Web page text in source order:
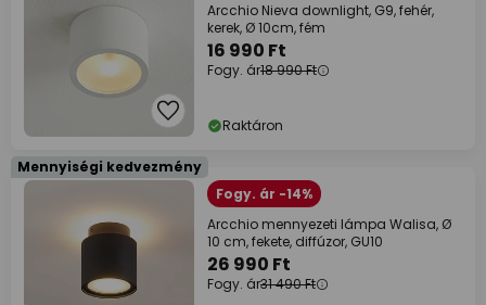
Arcchio Nieva downlight, G9, fehér,
kerek, Ø 10cm, fém
16 990 Ft
Fogy. ár18 990 Ft
Raktáron
Mennyiségi kedvezmény
Fogy. ár -14%
Arcchio mennyezeti lámpa Walisa, Ø
10 cm, fekete, diffúzor, GU10
26 990 Ft
Fogy. ár31 490 Ft